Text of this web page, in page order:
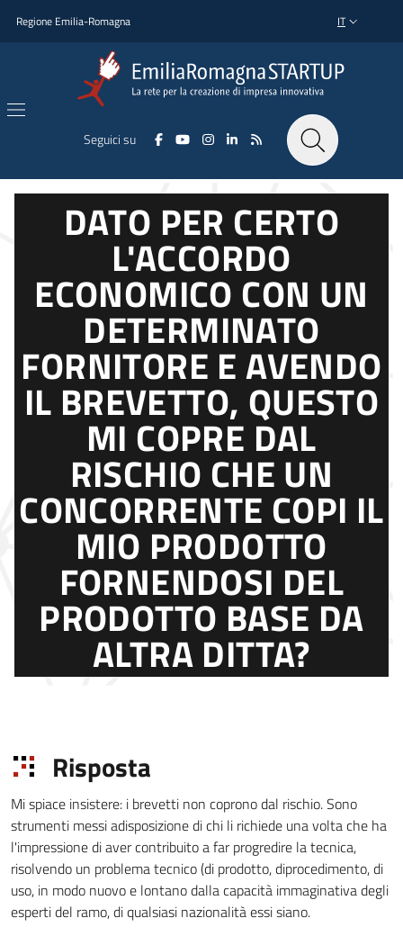
Regione Emilia-Romagna SELETTORE
IT
Seguici su
DATO PER CERTO
L'ACCORDO
ECONOMICO CON UN
DETERMINATO
FORNITORE E AVENDO
IL BREVETTO, QUESTO
MI COPRE DAL
RISCHIO CHE UN
CONCORRENTE COPI IL
MIO PRODOTTO
FORNENDOSI DEL
PRODOTTO BASE DA
ALTRA DITTA?
Risposta
Mi spiace insistere: i brevetti non coprono dal rischio. Sono
strumenti messi adisposizione di chi li richiede una volta che ha
l'impressione di aver contribuito a far progredire la tecnica,
risolvendo un problema tecnico (di prodotto, diprocedimento, di
uso, in modo nuovo e lontano dalla capacità immaginativa degli
esperti del ramo, di qualsiasi nazionalità essi siano.